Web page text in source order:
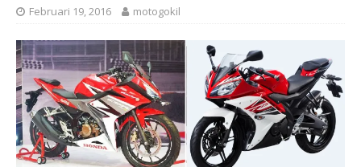
Februari 19, 2016 motogokil